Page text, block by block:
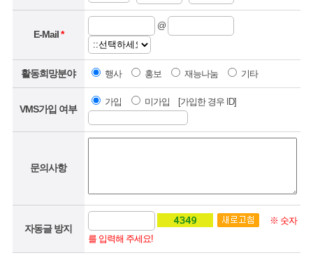
E-Mail*
@
활동희망분야 행사 홍보 재능나눔 기타
VMS가입 여부
가입 미가입 [가입한 경우 ID]
문의사항
자동글 방지
※ 숫자
를 입력해 주세요!